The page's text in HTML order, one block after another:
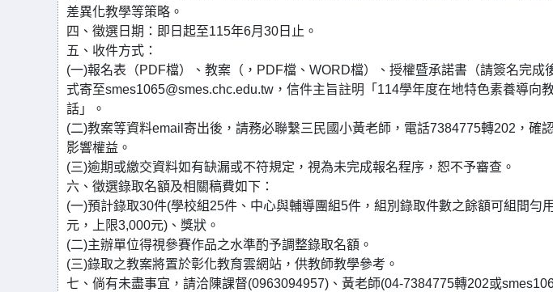
差異化教學等策略。
四、徵選日期：即日起至115年6月30日止。
五、收件方式：
(一)報名表（PDF檔）、教案（，PDF檔、WORD檔）、授權暨承諾書（請簽名完成
式寄至smes1065@smes.chc.edu.tw，信件主旨註明「114學年度在地特色素養導向
話」。
(二)教案等資料email寄出後，請務必聯繫三民國小黃老師，電話7384775轉202，確
影響權益。
(三)逾期或繳交資料如有缺漏或不符規定，視為未完成報名程序，恕不予審查。
六、徵選錄取名額及相關稿費如下：
(一)預計錄取30件(學校組25件、中心與輔導團組5件，組別錄取件數之餘額可組間勻
元，上限3,000元)、獎狀。
(二)主辦單位得視參賽作品之水準酌予調整錄取名額。
(三)錄取之教案將置於彰化教育雲網站，供教師教學參考。
七、倘有未盡事宜，請洽陳課督(0963094957)、黃老師(04-7384775轉202或